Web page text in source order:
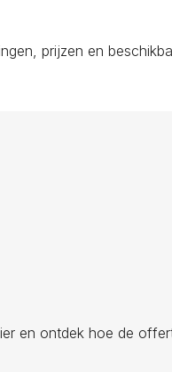
prijzen en
en ontdek hoe de